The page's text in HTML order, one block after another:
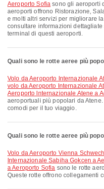
Aeroporto Sofia sono gli aeroporti
aeroporti offrono Ristorazione,
e molti altri servizi per migliorare
consultare informazioni
terminal di questi aeroporti.
Quali sono le rotte aeree più
volo da Aeroporto Internazionale
volo da Aeroporto Internazionale
Aeroporto Internazionale Atene a
aeroportuali più popolari da
comodi per il tuo viaggio.
Quali sono le rotte aeree più
volo da Aeroporto Vienna
Internazionale Sabiha Gokcen a
a Aeroporto Sofia sono le rotte
Queste rotte offrono collegamenti